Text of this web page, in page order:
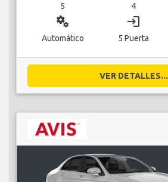
5 4
miscellaneous_services
Automático
login
5 Puerta
VER DETALLES...